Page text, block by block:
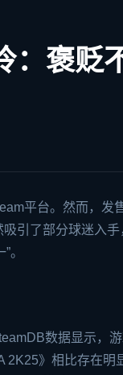
：褒贬
平台。然而，发
引了部分球迷入
。
数据显示，
2K25》相比存在明